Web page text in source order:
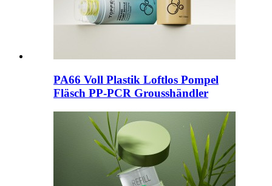
PA66 Voll Plastik Loftlos Pompel
Fläsch PP-PCR Grousshändler